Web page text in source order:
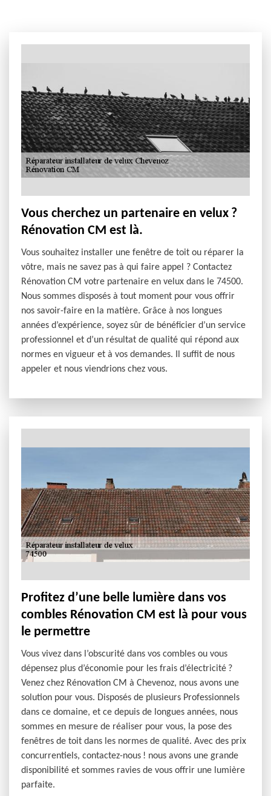
Vous cherchez un partenaire en velux ?
Rénovation CM est là.
Vous souhaitez installer une fenêtre de toit ou réparer la
vôtre, mais ne savez pas à qui faire appel ? Contactez
Rénovation CM votre partenaire en velux dans le 74500.
Nous sommes disposés à tout moment pour vous offrir
nos savoir-faire en la matière. Grâce à nos longues
années d’expérience, soyez sûr de bénéficier d’un service
professionnel et d’un résultat de qualité qui répond aux
normes en vigueur et à vos demandes. Il suffit de nous
appeler et nous viendrions chez vous.
Profitez d’une belle lumière dans vos
combles Rénovation CM est là pour vous
le permettre
Vous vivez dans l’obscurité dans vos combles ou vous
dépensez plus d’économie pour les frais d’électricité ?
Venez chez Rénovation CM à Chevenoz, nous avons une
solution pour vous. Disposés de plusieurs Professionnels
dans ce domaine, et ce depuis de longues années, nous
sommes en mesure de réaliser pour vous, la pose des
fenêtres de toit dans les normes de qualité. Avec des prix
concurrentiels, contactez-nous ! nous avons une grande
disponibilité et sommes ravies de vous offrir une lumière
parfaite.